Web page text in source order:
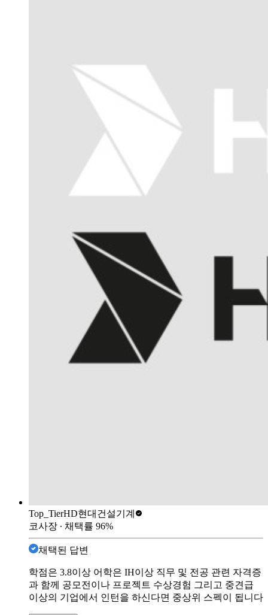
Top_TierHD현대건설기계
코사장 ∙ 채택률 96%
채택된 답변
학점은 3.8이상 어학은 IH이상 직무 및 전공 관련 자격증
과 함께 공모전이나 프로젝트 수상경험 그리고 중견급
이상의 기업에서 인턴을 하신다면 중상위 스펙이 됩니다